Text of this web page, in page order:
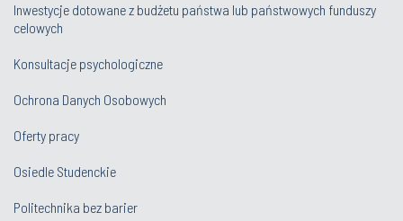
Inwestycje dotowane z budżetu państwa lub państwowych funduszy
celowych
Konsultacje psychologiczne
Ochrona Danych Osobowych
Oferty pracy
Osiedle Studenckie
Politechnika bez barier